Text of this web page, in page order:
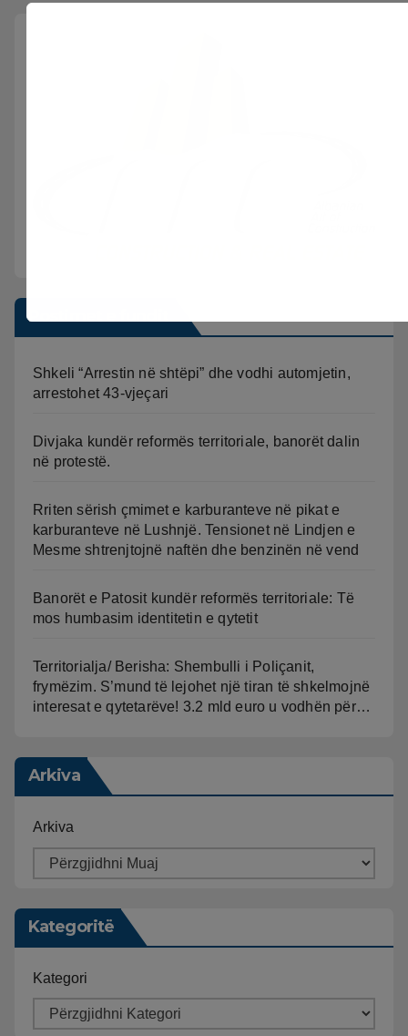
Postimet e fundit
Shkeli “Arrestin në shtëpi” dhe vodhi automjetin,
arrestohet 43-vjeçari
Divjaka kundër reformës territoriale, banorët dalin
në protestë.
Rriten sërish çmimet e karburanteve në pikat e
karburanteve në Lushnjë. Tensionet në Lindjen e
Mesme shtrenjtojnë naftën dhe benzinën në vend
Banorët e Patosit kundër reformës territoriale: Të
mos humbasim identitetin e qytetit
Territorialja/ Berisha: Shembulli i Poliçanit,
frymëzim. S’mund të lejohet një tiran të shkelmojnë
interesat e qytetarëve! 3.2 mld euro u vodhën për…
Arkiva
Arkiva
Kategoritë
Kategori